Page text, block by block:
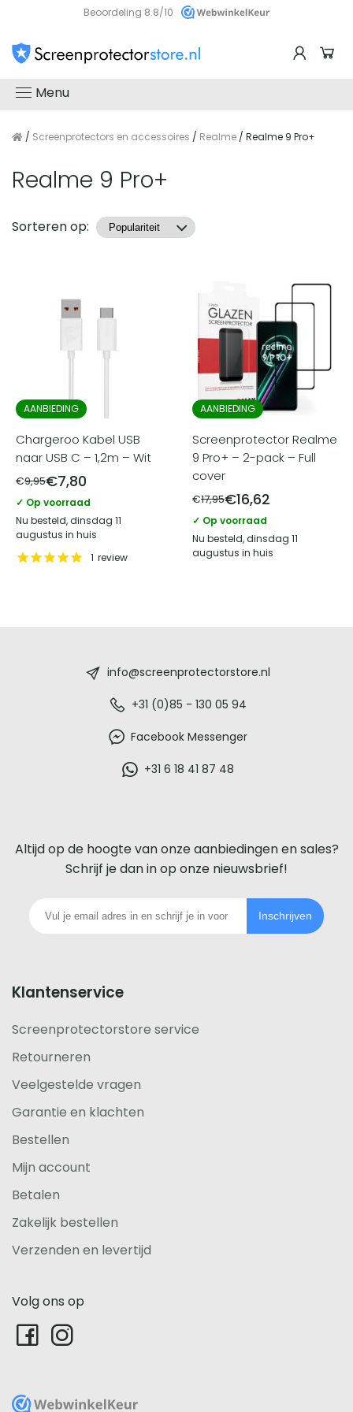
Beoordeling 8.8/10
Menu
/ Screenprotectors en accessoires / Realme / Realme 9 Pro+
Realme 9 Pro+
Producten
Sorteren op:
AANBIEDING
Chargeroo Kabel USB
naar USB C – 1,2m – Wit
€9,95€7,80
✓ Op voorraad
Nu besteld, dinsdag 11
augustus in huis
1 review
AANBIEDING
Screenprotector Realme
9 Pro+ – 2-pack – Full
cover
€17,95€16,62
✓ Op voorraad
Nu besteld, dinsdag 11
augustus in huis
voor
iedere
telefoon
info@screenprotectorstore.nl
+31 (0)85 - 130 05 94
Facebook Messenger
+31 6 18 41 87 48
Altijd op de hoogte van onze aanbiedingen en sales?
Schrijf je dan in op onze nieuwsbrief!
Inschrijven
Klantenservice
Screenprotectorstore service
Retourneren
Veelgestelde vragen
Garantie en klachten
Bestellen
Mijn account
Betalen
Zakelijk bestellen
Verzenden en levertijd
Volg ons op
WebwinkelKeur